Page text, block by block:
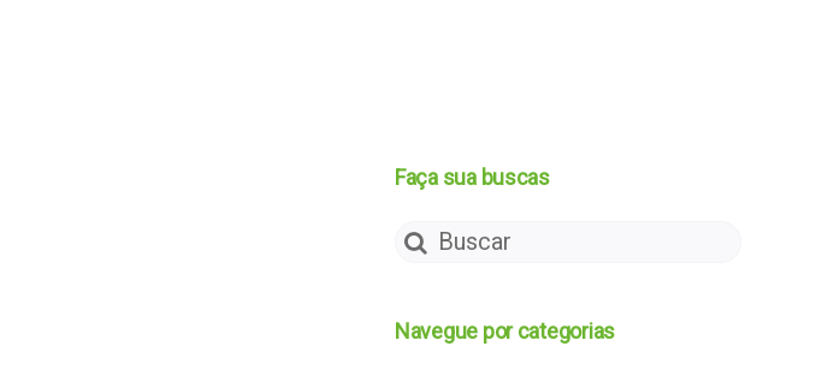
Faça sua buscas
Search
Navegue por categorias